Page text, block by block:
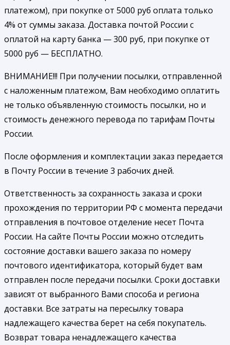
платежом), при покупке от 5000 руб оплата только
4% от суммы заказа. Доставка почтой России с
оплатой на карту банка — 300 руб, при покупке от
5000 руб — БЕСПЛАТНО.
ВНИМАНИЕ!!! При получении посылки, отправленной
с наложенным платежом, Вам необходимо оплатить
не только объявленную стоимость посылки, но и
стоимость денежного перевода по тарифам Почты
России.
После оформления и комплектации заказ передается
в Почту России в течение 3 рабочих дней.
Ответственность за сохранность заказа и сроки
прохождения по территории РФ с момента передачи
отправления в почтовое отделение несет Почта
России. На сайте Почты России можно отследить
состояние доставки вашего заказа по номеру
почтового идентификатора, который будет вам
отправлен после передачи посылки. Сроки доставки
зависят от выбранного Вами способа и региона
доставки. Все затраты на пересылку товара
надлежащего качества берет на себя покупатель.
Возврат товара ненадлежащего качества